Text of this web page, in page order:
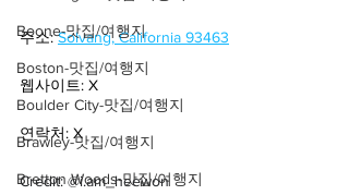
Boone-맛집/여행지
Boston-맛집/여행지
Boulder City-맛집/여행지
Brawley-맛집/여행지
Bretton Woods-맛집/여행지
주소: Solvang, California 93463
웹사이트: X
연락처: X
Credit: @i.am_heewon